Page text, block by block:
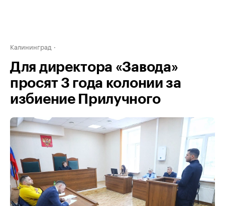
Калининград
Для директора «Завода»
просят 3 года колонии за
избиение Прилучного